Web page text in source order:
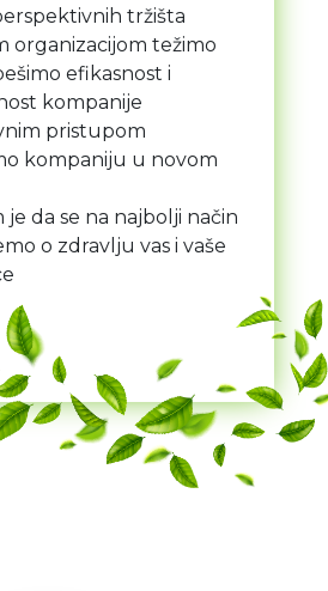
tržišta
organizacijom težimo
efikasnost i
kompanije
pristupom
kompaniju u novom
je da se na najbolji način
o zdravlju vas i vaše